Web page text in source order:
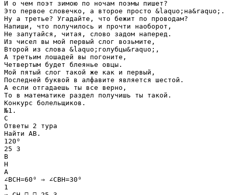
И о чем поэт зимою по ночам поэмы пишет?
Это первое словечко, а второе просто &laquo;на&raquo;.
Ну а третье? Угадайте, что бежит по проводам?
Напиши, что получилось и прочти наоборот,
Не запутайся, читая, слово задом наперед.
Из чисел вы мой первый слог возьмите,
Второй из слова &laquo;голубцы&raquo;,
А третьим лошадей вы погоните,
Четвертым будет блеянье овцы.
Мой пятый слог такой же как и первый,
Последней буквой в алфавите является шестой.
А если отгадаешь ты все верно,
То в математике раздел получишь ты такой.
Конкурс болельщиков.
№1.
C
Ответы 2 тура
Найти AB.
120⁰
25 3
В
H
А
∠ВCH=60⁰ ⇒ ∠CВH=30⁰
1